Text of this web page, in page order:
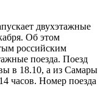
двухэтажные
Об этом
российским
поезда. Поезд
в 18.10, а из Самары
часов. Номер поезда